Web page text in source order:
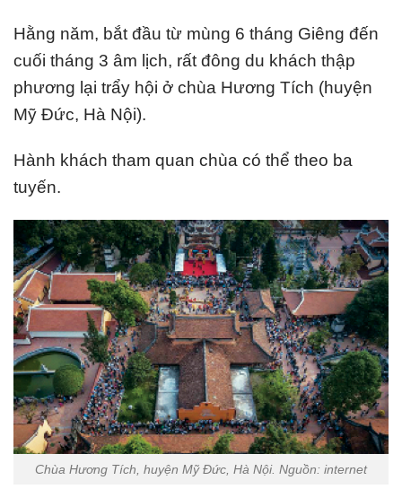
Hằng năm, bắt đầu từ mùng 6 tháng Giêng đến
cuối tháng 3 âm lịch, rất đông du khách thập
phương lại trẩy hội ở chùa Hương Tích (huyện
Mỹ Đức, Hà Nội).
Hành khách tham quan chùa có thể theo ba
tuyến.
Chùa Hương Tích, huyện Mỹ Đức, Hà Nội. Nguồn: internet